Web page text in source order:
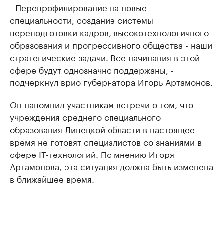
- Перепрофилирование на новые
специальности, создание системы
переподготовки кадров, высокотехнологичного
образования и прогрессивного общества - наши
стратегические задачи. Все начинания в этой
сфере будут однозначно поддержаны, -
подчеркнул врио губернатора Игорь Артамонов.
Он напомнил участникам встречи о том, что
учреждения среднего специального
образования Липецкой области в настоящее
время не готовят специалистов со знаниями в
сфере IT-технологий. По мнению Игоря
Артамонова, эта ситуация должна быть изменена
в ближайшее время.